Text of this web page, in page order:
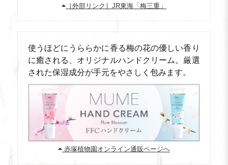
［外部リンク］JR東海「梅三重」
使うほどにうららかに香る梅の花の優しい香り
に癒される、オリジナルハンドクリーム。厳選
された保湿成分が手元をやさしく包みます。
赤塚植物園オンライン通販ページへ